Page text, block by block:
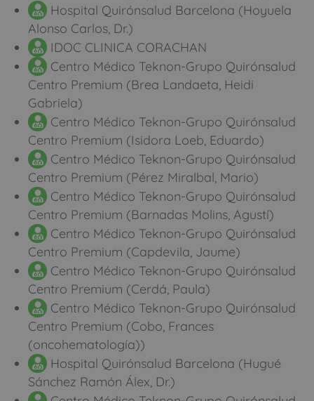
Hospital Quirónsalud Barcelona (Hoyuela
Alonso Carlos, Dr.)
IDOC CLINICA CORACHAN
Centro Médico Teknon-Grupo Quirónsalud
Centro Premium (Brea Landaeta, Heidi
Gabriela)
Centro Médico Teknon-Grupo Quirónsalud
Centro Premium (Isidora Loeb, Eduardo)
Centro Médico Teknon-Grupo Quirónsalud
Centro Premium (Pérez Miralbal, Mario)
Centro Médico Teknon-Grupo Quirónsalud
Centro Premium (Barnadas Molins, Agustí)
Centro Médico Teknon-Grupo Quirónsalud
Centro Premium (Capdevila, Jaume)
Centro Médico Teknon-Grupo Quirónsalud
Centro Premium (Cerdá, Paula)
Centro Médico Teknon-Grupo Quirónsalud
Centro Premium (Cobo, Frances
(oncohematología))
Hospital Quirónsalud Barcelona (Hugué
Sánchez Ramón Álex, Dr.)